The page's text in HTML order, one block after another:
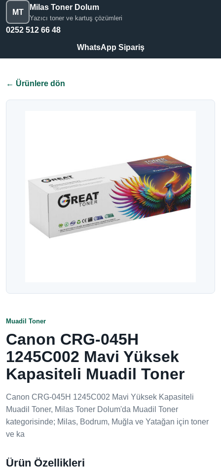
MT
Milas Toner Dolum
Yazıcı toner ve kartuş çözümleri
0252 512 66 48
WhatsApp Sipariş
← Ürünlere dön
Muadil Toner
Canon CRG-045H
1245C002 Mavi Yüksek
Kapasiteli Muadil Toner
Canon CRG-045H 1245C002 Mavi Yüksek Kapasiteli
Muadil Toner, Milas Toner Dolum'da Muadil Toner
kategorisinde; Milas, Bodrum, Muğla ve Yatağan için toner
ve ka
Ürün Özellikleri